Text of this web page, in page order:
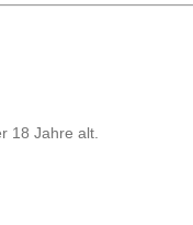
18 Jahre alt.